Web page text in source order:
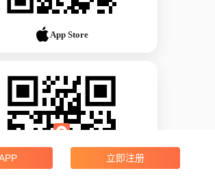
App Store
立即注册